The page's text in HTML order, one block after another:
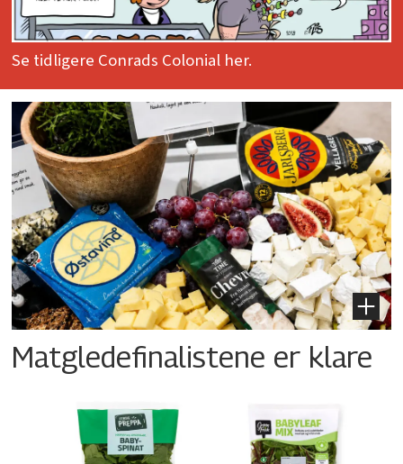
Se tidligere Conrads Colonial her.
Matgledefinalistene er klare